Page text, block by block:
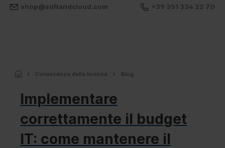
shop@softandcloud.com +39 351 334 22 70
Conoscenza della licenza Blog
Implementare
correttamente il budget
IT: come mantenere il